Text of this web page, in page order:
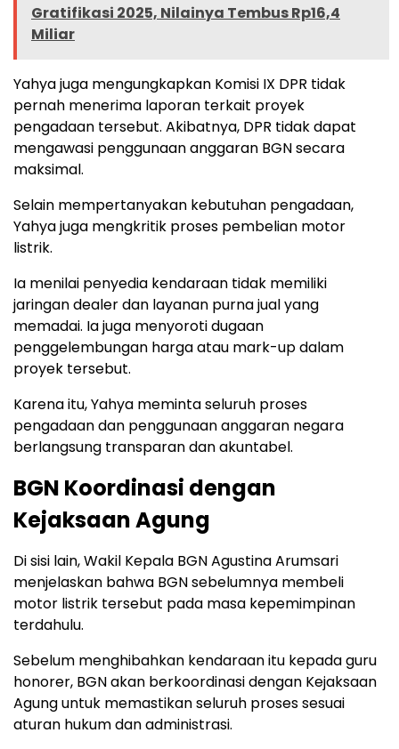
Gratifikasi 2025, Nilainya Tembus Rp16,4
Miliar
Yahya juga mengungkapkan Komisi IX DPR tidak
pernah menerima laporan terkait proyek
pengadaan tersebut. Akibatnya, DPR tidak dapat
mengawasi penggunaan anggaran BGN secara
maksimal.
Selain mempertanyakan kebutuhan pengadaan,
Yahya juga mengkritik proses pembelian motor
listrik.
Ia menilai penyedia kendaraan tidak memiliki
jaringan dealer dan layanan purna jual yang
memadai. Ia juga menyoroti dugaan
penggelembungan harga atau mark-up dalam
proyek tersebut.
Karena itu, Yahya meminta seluruh proses
pengadaan dan penggunaan anggaran negara
berlangsung transparan dan akuntabel.
BGN Koordinasi dengan
Kejaksaan Agung
Di sisi lain, Wakil Kepala BGN Agustina Arumsari
menjelaskan bahwa BGN sebelumnya membeli
motor listrik tersebut pada masa kepemimpinan
terdahulu.
Sebelum menghibahkan kendaraan itu kepada guru
honorer, BGN akan berkoordinasi dengan Kejaksaan
Agung untuk memastikan seluruh proses sesuai
aturan hukum dan administrasi.